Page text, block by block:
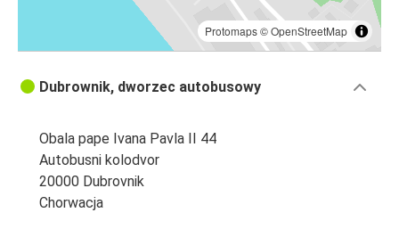
Protomaps©OpenStreetMap
Dubrownik, dworzec autobusowy
Obala pape Ivana Pavla II 44
Autobusni kolodvor
20000 Dubrovnik
Chorwacja